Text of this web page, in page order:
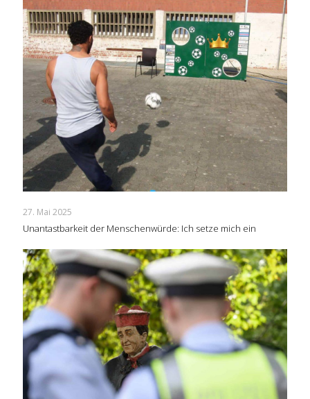
27. Mai 2025
Unantastbarkeit der Menschenwürde: Ich setze mich ein